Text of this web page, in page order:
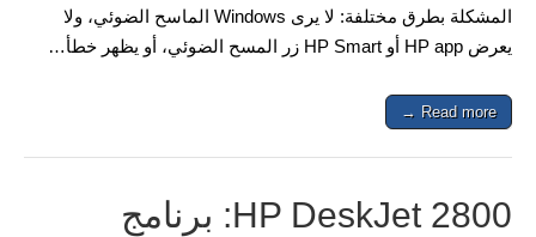
المشكلة بطرق مختلفة: لا يرى Windows الماسح الضوئي، ولا
يعرض HP app أو HP Smart زر المسح الضوئي، أو يظهر خطأ…
Read more →
HP DeskJet 2800: برنامج